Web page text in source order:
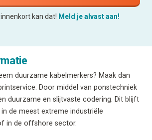
kan dat! Meld je alvast aan!
duurzame kabelmerkers? Maak dan
Door middel van ponstechniek
duurzame en slijtvaste codering. Dit blijft
de meest extreme industriële
in de offshore sector.